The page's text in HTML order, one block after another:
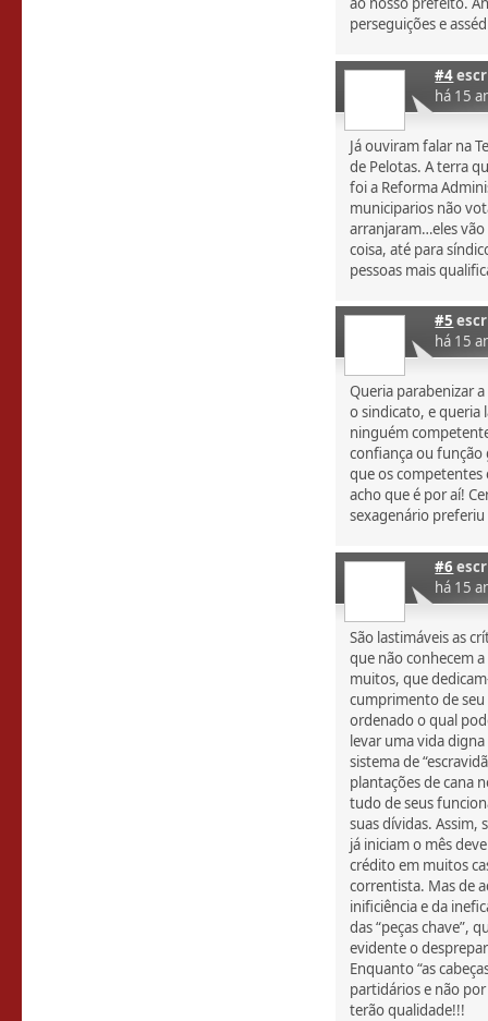
perseguições e
#4
há 15
Já ouviram falar na
de Pelotas. A terra
foi a Reforma
municiparios não
arranjaram…eles
coisa, até para
pessoas mais
#5
há 15
Queria parabenizar
o sindicato, e queria
ninguém
confiança ou função
que os competentes
acho que é por aí!
sexagenário preferiu
#6
há 15
São lastimáveis as
que não conhecem
muitos, que
cumprimento de
ordenado o qual
levar uma vida
sistema de
plantações de cana
tudo de seus
suas dívidas. Assim,
já iniciam o mês
crédito em muitos
correntista. Mas de
inificiência e da
das “peças chave”,
evidente o
Enquanto “as
partidários e não
terão qualidade!!!